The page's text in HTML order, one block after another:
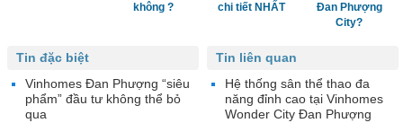
không ?
chi tiết NHẤT
Đan Phượng
City?
Tin liên quan
Hệ thống sân thể thao đa
năng đỉnh cao tại Vinhomes
Wonder City Đan Phượng
Tin đặc biệt
Vinhomes Đan Phượng “siêu
phẩm” đầu tư không thể bỏ
qua